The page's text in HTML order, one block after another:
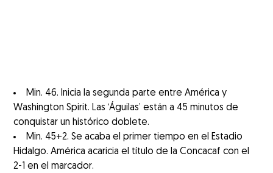
Min. 46. Inicia la segunda parte entre América y
Washington Spirit. Las ‘Águilas’ están a 45 minutos de
conquistar un histórico doblete.
Min. 45+2. Se acaba el primer tiempo en el Estadio
Hidalgo. América acaricia el título de la Concacaf con el
2-1 en el marcador.